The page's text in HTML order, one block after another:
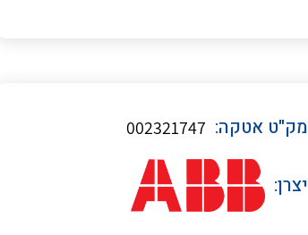
ציוד מודולרי
מק"ט אטקה: 002321747
יצרן: